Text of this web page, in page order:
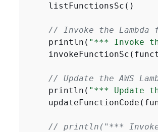
    listFunctionsSc()
// Invoke the Lambda
    println(
"*** Invoke
// Update the AWS
    println(
"*** Update
// println("*** Invoke